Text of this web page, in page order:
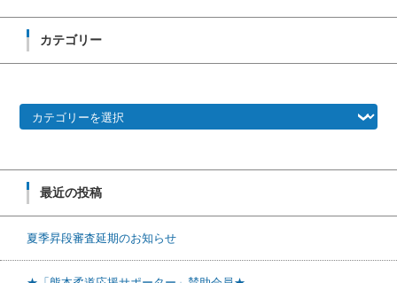
カテゴリー
最近の投稿
夏季昇段審査延期のお知らせ